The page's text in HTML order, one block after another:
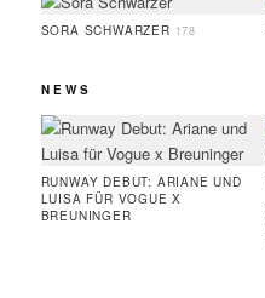
SORA SCHWARZER 178
NEWS
RUNWAY DEBUT: ARIANE UND
LUISA FÜR VOGUE X
BREUNINGER